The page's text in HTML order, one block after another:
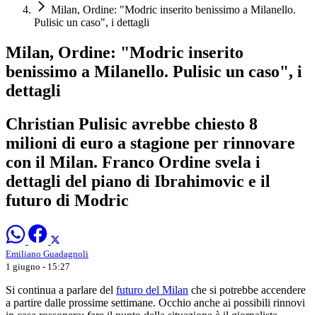
Milan, Ordine: "Modric inserito benissimo a Milanello.
Pulisic un caso", i dettagli
Milan, Ordine: "Modric inserito
benissimo a Milanello. Pulisic un caso", i
dettagli
Christian Pulisic avrebbe chiesto 8
milioni di euro a stagione per rinnovare
con il Milan. Franco Ordine svela i
dettagli del piano di Ibrahimovic e il
futuro di Modric
Emiliano Guadagnoli
1 giugno - 15:27
Si continua a parlare del futuro del Milan che si potrebbe accendere
a partire dalle prossime settimane. Occhio anche ai possibili rinnovi